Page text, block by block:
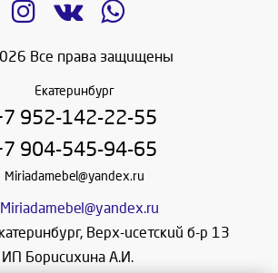
Все права защищены
Екатеринбург
952-142-22-55
904-545-94-65
Miriadamebel@yandex.ru
Miriadamebel@yandex.ru
, Верх-исетский б-р 13
ИП Борисихина А.И.